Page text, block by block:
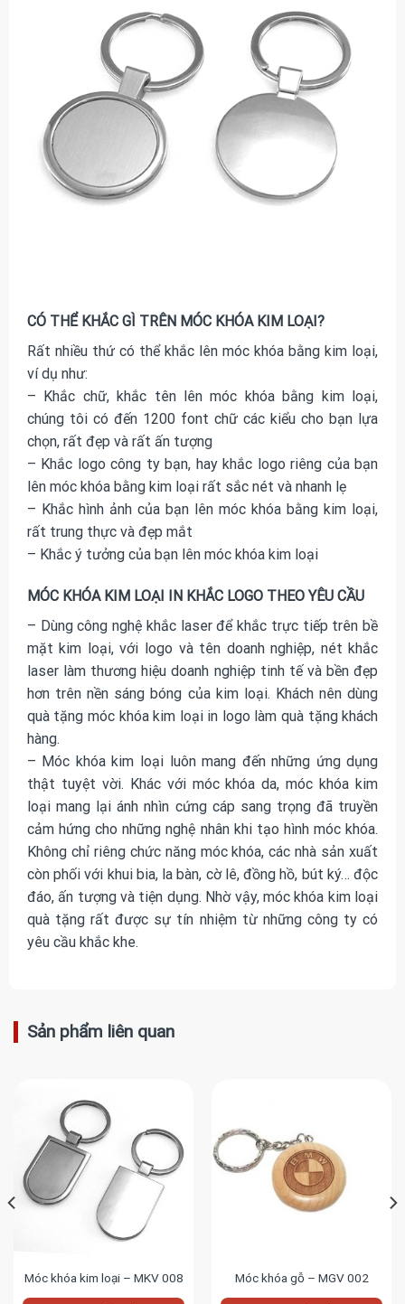
CÓ THỂ KHẮC GÌ TRÊN MÓC KHÓA KIM LOẠI?
Rất nhiều thứ có thể khắc lên móc khóa bằng kim loại,
ví dụ như:
– Khắc chữ, khắc tên lên móc khóa bằng kim loại,
chúng tôi có đến 1200 font chữ các kiểu cho bạn lựa
chọn, rất đẹp và rất ấn tượng
– Khắc logo công ty bạn, hay khắc logo riêng của bạn
lên móc khóa bằng kim loại rất sắc nét và nhanh lẹ
– Khắc hình ảnh của bạn lên móc khóa bằng kim loại,
rất trung thực và đẹp mắt
– Khắc ý tưởng của bạn lên móc khóa kim loại
MÓC KHÓA KIM LOẠI IN KHẮC LOGO THEO YÊU CẦU
– Dùng công nghệ khắc laser để khắc trực tiếp trên bề
mặt kim loại, với logo và tên doanh nghiệp, nét khắc
laser làm thương hiệu doanh nghiệp tinh tế và bền đẹp
hơn trên nền sáng bóng của kim loại. Khách nên dùng
quà tặng móc khóa kim loại in logo làm quà tặng khách
hàng.
– Móc khóa kim loại luôn mang đến những ứng dụng
thật tuyệt vời. Khác với móc khóa da, móc khóa kim
loại mang lại ánh nhìn cứng cáp sang trọng đã truyền
cảm hứng cho những nghệ nhân khi tạo hình móc khóa.
Không chỉ riêng chức năng móc khóa, các nhà sản xuất
còn phối với khui bia, la bàn, cờ lê, đồng hồ, bút ký… độc
đáo, ấn tượng và tiện dụng. Nhờ vậy, móc khóa kim loại
quà tặng rất được sự tín nhiệm từ những công ty có
yêu cầu khắc khe.
Sản phẩm liên quan
Móc khóa kim loại – MKV 008 Móc khóa gỗ – MGV 002